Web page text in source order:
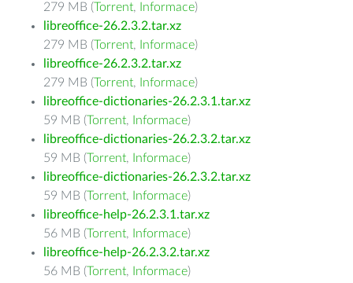
279 MB (Torrent, Informace)
libreoffice-26.2.3.2.tar.xz
279 MB (Torrent, Informace)
libreoffice-26.2.3.2.tar.xz
279 MB (Torrent, Informace)
libreoffice-dictionaries-26.2.3.1.tar.xz
59 MB (Torrent, Informace)
libreoffice-dictionaries-26.2.3.2.tar.xz
59 MB (Torrent, Informace)
libreoffice-dictionaries-26.2.3.2.tar.xz
59 MB (Torrent, Informace)
libreoffice-help-26.2.3.1.tar.xz
56 MB (Torrent, Informace)
libreoffice-help-26.2.3.2.tar.xz
56 MB (Torrent, Informace)